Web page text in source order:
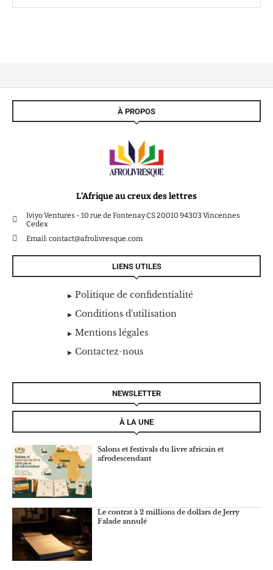
À PROPOS
L’Afrique au creux des lettres
Iviyo Ventures - 10 rue de Fontenay CS 20010 94303 Vincennes
Cedex
Email: contact@afrolivresque.com
LIENS UTILES
Politique de confidentialité
Conditions d'utilisation
Mentions légales
Contactez-nous
NEWSLETTER
À LA UNE
Salons et festivals du livre africain et
afrodescendant
Le contrat à 2 millions de dollars de Jerry
Falade annulé